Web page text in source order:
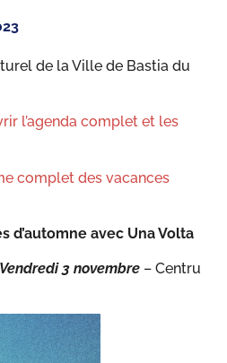
de la Ville de Bastia du
l’agenda complet et les
complet des vacances
d’automne avec Una Volta
3 novembre – Centru